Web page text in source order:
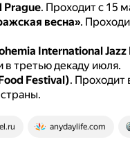
. Проходит с 15
весна».
International Jazz
в третью декаду июля.
Festival). Проходит
anydaylife.com